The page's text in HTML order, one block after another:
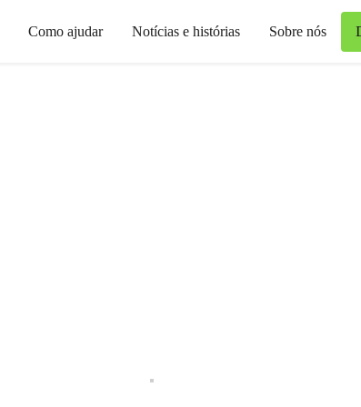
Como ajudar Notícias e histórias Sobre nós